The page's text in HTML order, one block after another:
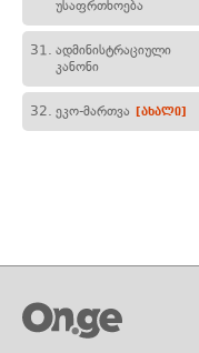
უსაფრთხოება
31. ადმინისტრაციული
კანონი
32. ეკო-მართვა [ახალი]